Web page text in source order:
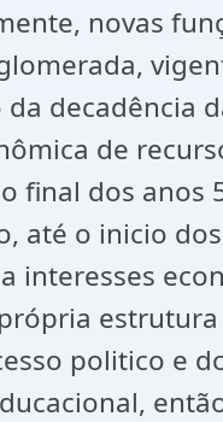
novas
decadência
de
final dos
até o inicio
interesses
politico e